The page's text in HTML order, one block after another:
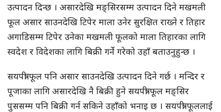
उत्पादन दिन्छ । असारदेखि मङ्सिरसम्म उत्पादन दिने मखमली
फूल असार साउनदेखि टिपेर माला उनेर सुरक्षित राख्ने र तिहार
अगाडिसम्म टिपेर उनेका मखमली फूलको माला तिहारका लागि
स्वदेश र विदेशका लागि बिक्री गर्ने गरेको उहाँ बताउनुहुन्छ ।
सयपत्री फूल पनि असार साउनदेखि उत्पादन दिने गर्छ । मन्दिर र
पूजाका लागि असारदेखि नै बिक्री हुने सयपत्री फूल मङ्सिर
पुससम्म पनि बिक्री गर्न सकिने उहाँको भनाइ छ । सयपत्री फूललाई